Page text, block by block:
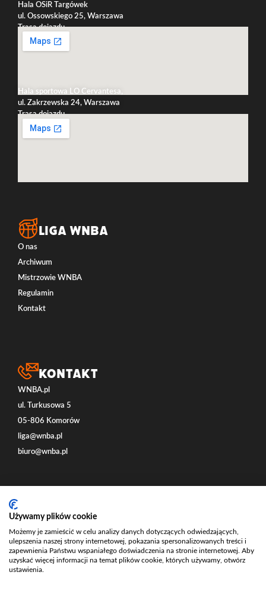
Hala OSiR Targówek
ul. Ossowskiego 25, Warszawa
Trasa dojazdu
Hala sportowa LO Cervantesa,
ul. Zakrzewska 24, Warszawa
Trasa dojazdu
LIGA WNBA
O nas
Archiwum
Mistrzowie WNBA
Regulamin
Kontakt
Kontakt
WNBA.pl
ul. Turkusowa 5
05-806 Komorów
liga@wnba.pl
biuro@wnba.pl
Social
Używamy plików cookie
Możemy je zamieścić w celu analizy danych dotyczących odwiedzających,
ulepszenia naszej strony internetowej, pokazania spersonalizowanych treści i
zapewnienia Państwu wspaniałego doświadczenia na stronie internetowej. Aby
uzyskać więcej informacji na temat plików cookie, których używamy, otwórz
ustawienia.